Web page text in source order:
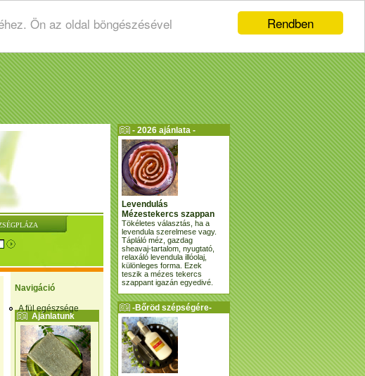
Rendben
Ön az oldal böngészésével
Navigáció
A fül egészsége
Ajánlatunk
- 2026 ajánlata -
Levendulás
Mézestekercs szappan
Tökéletes választás, ha a
levendula szerelmese vagy.
Tápláló méz, gazdag
sheavaj-tartalom, nyugtató,
relaxáló levendula illóolaj,
különleges forma. Ezek
teszik a mézes tekercs
szappant igazán egyedivé.
-Bőröd szépségére-